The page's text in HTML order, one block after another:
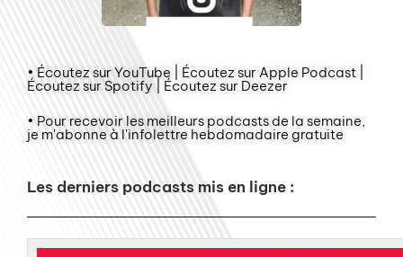
• Écoutez sur YouTube | Écoutez sur Apple Podcast |
Écoutez sur Spotify | Écoutez sur Deezer
• Pour recevoir les meilleurs podcasts de la semaine,
je m'abonne à l'infolettre hebdomadaire gratuite
Les derniers podcasts mis en ligne :